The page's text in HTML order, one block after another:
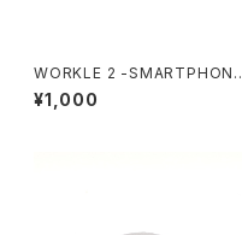
WORKLE 2 -SMARTPHONE
STAND-
¥1,000